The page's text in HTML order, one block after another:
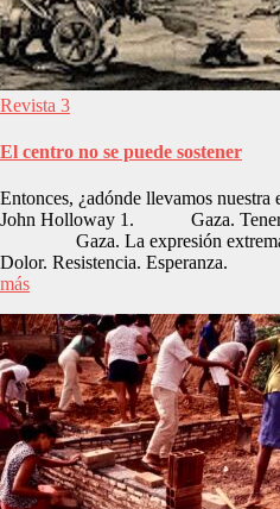
Revista 3
El centro no se puede sostener
Entonces, ¿adónde llevamos nuestra
John Holloway 1. Gaza. Tener
Gaza. La expresión extrema
Dolor. Resistencia.
más